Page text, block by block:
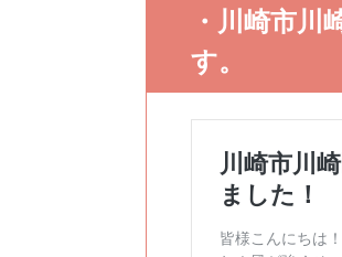
・川崎市川
す。